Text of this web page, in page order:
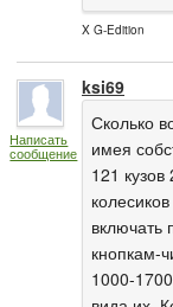
X G-Edition
Написать
сообщение
ksi69
Сколько
имея
121
включать
кнопкам-
1000-